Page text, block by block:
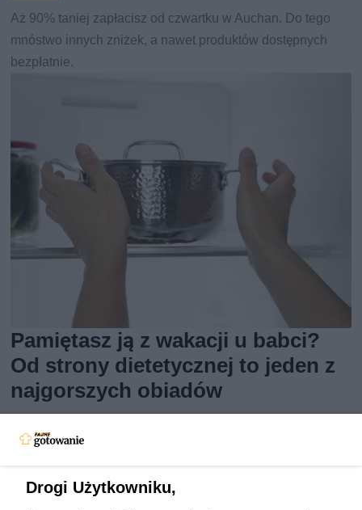
Aż 90% taniej zapłacisz od czwartku w Auchan. Do tego
mnóstwo innych zniżek, a nawet produktów dostępnych
bezpłatnie.
Pamiętasz ją z wakacji u babci?
Od strony dietetycznej to jeden z
najgorszych obiadów
Lekki obiad na upały? Sprawdź, czy zupa owocowa rodem
menu.
Drogi Użytkowniku,